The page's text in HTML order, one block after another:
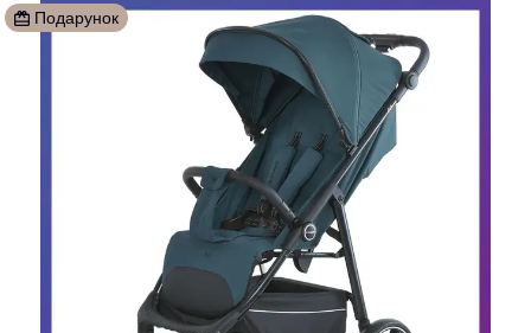
Подарунок